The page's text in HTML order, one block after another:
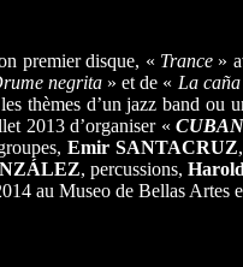
premier disque, « Trance »
negrita » et de « La
thèmes d’un jazz band
2013 d’organiser «
Emir SANTACRUZ
, percussions,
au Museo de Bellas Artes